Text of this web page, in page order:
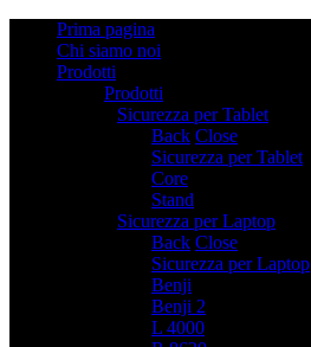
Prima pagina
Chi siamo noi
Prodotti
Prodotti
Sicurezza per Tablet
Back Close
Sicurezza per Tablet
Core
Stand
Sicurezza per Laptop
Back Close
Sicurezza per Laptop
Benji
Benji 2
L 4000